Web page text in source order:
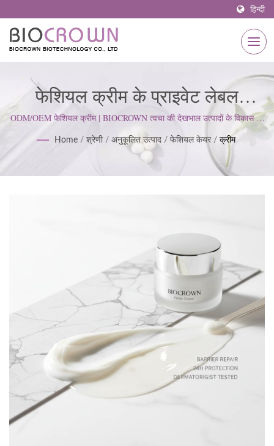
हिन्दी
फेशियल क्रीम के प्राइवेट लेबल
सप्लायर निर्माता | ISO & GMP
प्रमाणित स्किनकेयर निर्माता 1977 से |
BIOCROWN
ODM/OEM फेशियल क्रीम | BIOCROWN त्वचा की देखभाल उत्पादों के विकास पर
ध्यान केंद्रित करता है। हम ISO22716 और गुड मैन्युफैक्चरिंग प्रैक्टिसेज (GMP)
मानकों का पालन करते हैं; ग्राहक की अपेक्षाओं को पूरा करने के लिए एक सख्त दृष्टिकोण
बनाए रखते हैं।
Home / श्रेणी / अनुकूलित उत्पाद / फेशियल केयर / क्रीम